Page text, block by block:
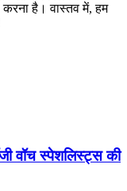
है। वास्तव में, हम
वॉच स्पेशलिस्ट्स की